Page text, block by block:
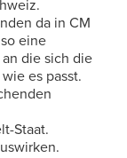
da in CM
eine
die sich die
es passt.
Staat.